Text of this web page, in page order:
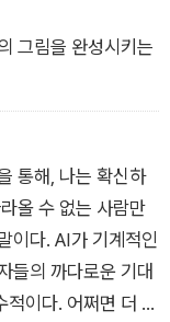
도, 그 마지막 터치
. 오롯이 인간만의
는 무엇을 알아야
균형점을 찾기 위
는 유독 천천히 읽
그림을 완성시키는
통해, 나는 확신하
올 수 없는 사람만
이다. AI가 기계적인
들의 까다로운 기대
이다. 어쩌면 더 중